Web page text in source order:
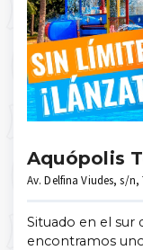
Aquópolis
Av. Delfina Viudes, s/
Situado en el sur
encontramos